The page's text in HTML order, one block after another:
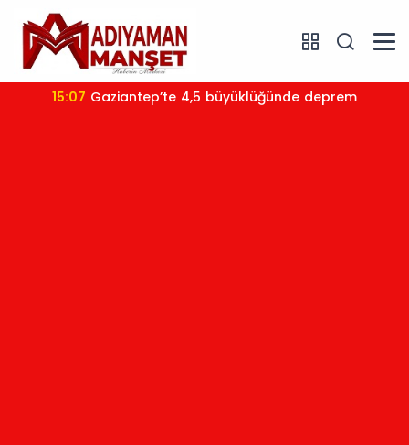
15:07 Gaziantep’te 4,5 büyüklüğünde deprem